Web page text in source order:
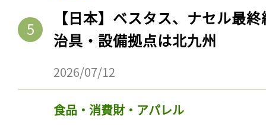
【日本】ベスタス、ナセル最
治具・設備拠点は北九州
2026/07/12
食品・消費財・アパレル